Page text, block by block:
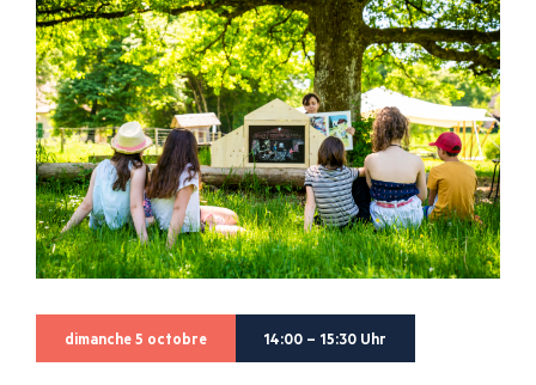
dimanche 5 octobre 14:00 – 15:30 Uhr